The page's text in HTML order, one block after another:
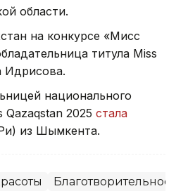
области.
на конкурсе «Мисс
титула Miss
Идрисова.
национального
Qazaqstan 2025 стала
из Шымкента.